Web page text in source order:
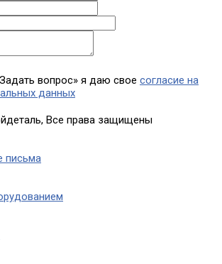
вопрос» я даю свое согласие на
данных
Все права защищены
письма